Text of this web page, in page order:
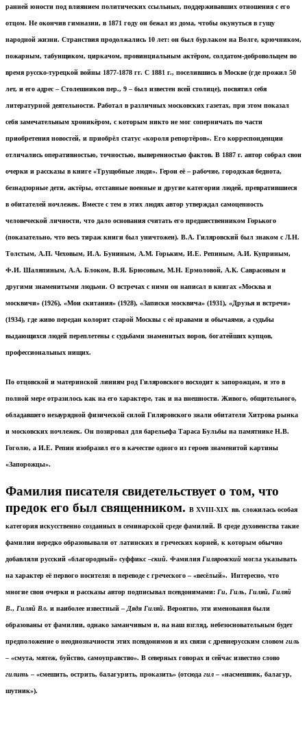
ранней юности под влиянием политических ссыльных, поддерживавших отношения с его
отцом. Не окончив гимназии, в 1871 году он бежал из дома, чтобы окунуться в гущу
народной жизни. Странствия продолжались 10 лет: он был бурлаком на Волге, крючником,
пожарным, табунщиком, циркачом, провинциальным актёром, солдатом-добровольцем во
время русско-турецкой войны 1877-1878 гг. С 1881 г., поселившись в Москве (где прожил 50
лет, и его адрес – Столешников пер., 9 – был известен всей столице), посвятил себя
литературной деятельности. Работал в различных московских газетах, при этом показал
себя замечательным хроникёром, с которым никто не мог соперничать по части
приобретения новостей, и приобрёл статус «короля репортёров». Его корреспонденции
отличались оперативностью, точностью, выверенностью фактов. В 1887 г. автор собрал свои
очерки и рассказы в книге «Трущобные люди». Герои её – рабочие, городская беднота,
безнадзорные дети, актёры, отставные военные и другие категории людей, превратившиеся
в обитателей ночлежек. Вместе с тем в этих людях автор утверждал самоценность
человеческой личности, что дало основания считать его предшественником Горького
(показательно, что весь тираж книги был уничтожен). В.А. Гиляровский был знаком с Л.Н.
Толстым, А.П. Чеховым, И.А. Буниным, А.М. Горьким, И.Е. Репиным, А.И. Куприным,
Ф.И. Шаляпиным, А.А. Блоком, В.Я. Брюсовым, М.Н. Ермоловой, А.К. Саврасовым и
другими знаменитыми людьми. О встречах с ними он написал в книгах «Москва и
москвичи» (1926), «Мои скитания» (1928), «Записки москвича» (1931), «Друзья и встречи»
(1934), где живо передан колорит старой Москвы с её нравами и обычаями, а судьбы
выдающихся людей переплетены с судьбами знаменитых воров, богатейших купцов,
профессиональных нищих.
По отцовской и материнской линиям род Гиляровского восходит к запорожцам, и это в
полной мере отразилось как на его характере, так и на внешности. Живого, общительного,
обладавшего незаурядной физической силой Гиляровского знали обитатели Хитрова рынка
и московских ночлежек. Он позировал для барельефа Тараса Бульбы на памятнике Н.В.
Гоголю, а И.Е. Репин изобразил его в качестве одного из героев знаменитой картины
«Запорожцы».
Фамилия писателя свидетельствует о том, что
предок его был священником. В XVIII-XIX вв. сложилась особая
категория искусственно созданных в семинарской среде фамилий. В среде духовенства такие
фамилии нередко образовывали от латинских и греческих корней, к которым обычно
добавляли русский «благородный» суффикс –ский. Фамилия Гиляровский могла указывать
на характер её первого носителя: в переводе с греческого – «весёлый». Интересно, что
многие свои очерки и рассказы автор подписывал псевдонимами: Ги, Гиль, Гиляй, Гиляй
В., Гиляй Вл. и наиболее известный –Дядя Гиляй. Вероятно, эти именования были
образованы от фамилии, однако заманчивым и, на наш взгляд, небезосновательным будет
предположение о неоднозначности этих псевдонимов и их связи с древнерусским словом гиль
– «смута, мятеж, буйство, самоуправство». В северных говорах и сейчас известно слово
гилить – «смешить, острить, балагурить, проказить» (отсюда гил – «насмешник, балагур,
шутник»).